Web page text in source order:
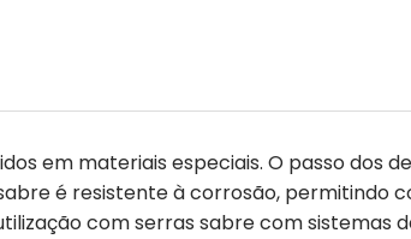
em materiais especiais. O passo
é resistente à corrosão,
com serras sabre com sistemas